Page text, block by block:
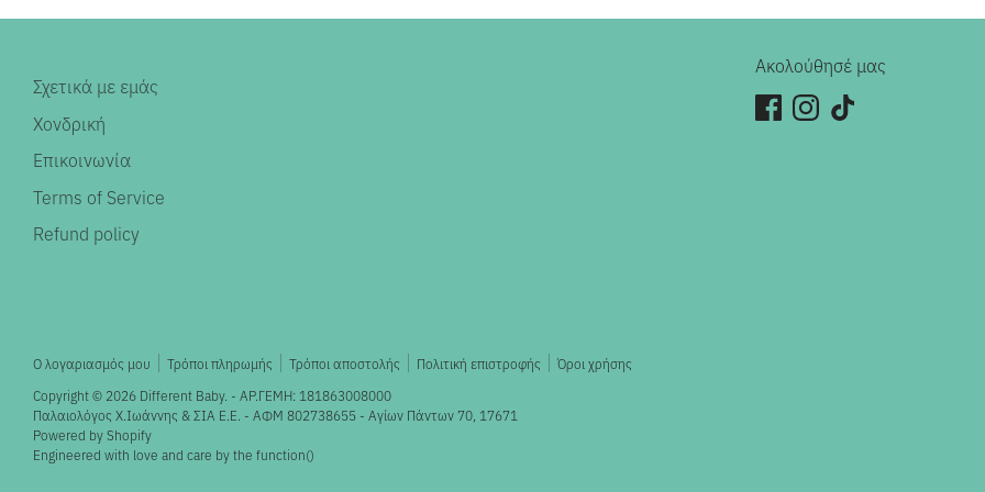
Σχετικά με εμάς
Χονδρική
Επικοινωνία
Terms of Service
Refund policy
Ακολούθησέ μας
Ο λογαριασμός μου Τρόποι πληρωμής Τρόποι αποστολής Πολιτική επιστροφής
Όροι χρήσης
Copyright © 2026 Different Baby. - ΑΡ.ΓΕΜΗ: 181863008000
Παλαιολόγος X.Ιωάννης & ΣΙΑ Ε.Ε. - ΑΦΜ 802738655 - Αγίων Πάντων 70, 17671
Powered by Shopify
Engineered with love and care by the function()